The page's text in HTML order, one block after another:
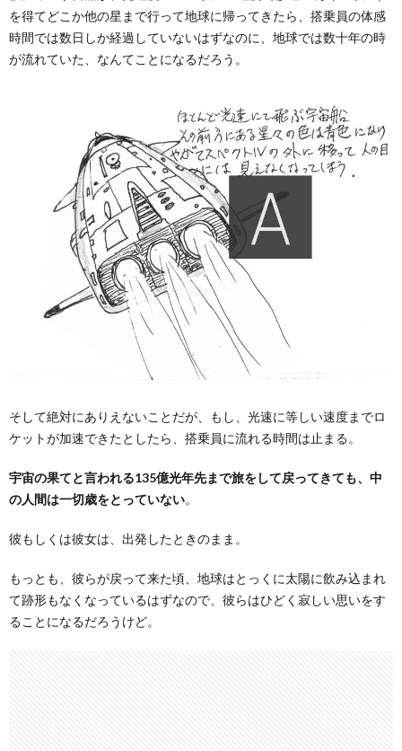
を得てどこか他の星まで行って地球に帰ってきたら、搭乗員の体感
時間では数日しか経過していないはずなのに、地球では数十年の時
が流れていた、なんてことになるだろう。
そして絶対にありえないことだが、もし、光速に等しい速度までロ
ケットが加速できたとしたら、搭乗員に流れる時間は止まる。
宇宙の果てと言われる135億光年先まで旅をして戻ってきても、中
の人間は一切歳をとっていない。
彼もしくは彼女は、出発したときのまま。
もっとも、彼らが戻って来た頃、地球はとっくに太陽に飲み込まれ
て跡形もなくなっているはずなので、彼らはひどく寂しい思いをす
ることになるだろうけど。